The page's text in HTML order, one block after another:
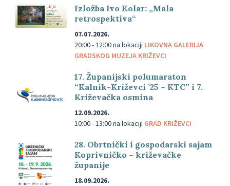
Izložba Ivo Kolar: „Mala
retrospektiva“
07.07.2026.
20:00 - 12:00na lokaciji LIKOVNA GALERIJA
GRADSKOG MUZEJA KRIŽEVCI
17. Županijski polumaraton
“Kalnik-Križevci ’25 – KTC” i 7.
Križevačka osmina
12.09.2026.
10:00 - 13:00na lokaciji GRAD KRIŽEVCI
28. Obrtnički i gospodarski sajam
Koprivničko – križevačke
županije
18.09.2026.